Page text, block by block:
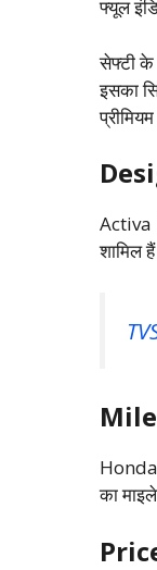
फ्यूल
सेफ्टी के
इसका
Activa
शामिल
का